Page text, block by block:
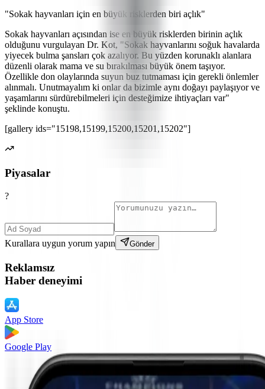
"Sokak hayvanları için en büyük risklerden biri açlık"
Sokak hayvanları açısından ise en büyük risklerden birinin açlık
olduğunu vurgulayan Dr. Kot, "Sokak hayvanlarını soğuk havalarda
yiyecek bulma şansları çok azalıyor. Bu yüzden korunaklı alanlara
düzenli olarak mama ve su bırakılması büyük önem taşıyor.
Özellikle don olaylarında suyun buz tutmaması için gerekli önlemler
alınmalı. Unutmayalım ki onlar da bizimle aynı doğayı paylaşıyor ve
yaşamlarını sürdürebilmeleri için desteğimize ihtiyaçları var"
şeklinde konuştu.
[gallery ids="15198,15199,15200,15201,15202"]
Piyasalar
?
Kurallara uygun yorum yapın Gönder
Reklamsız
Haber deneyimi
App Store
Google Play